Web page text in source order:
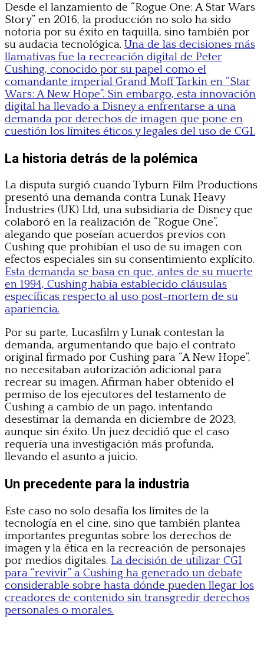
Desde el lanzamiento de “Rogue One: A Star Wars
Story” en 2016, la producción no solo ha sido
notoria por su éxito en taquilla, sino también por
su audacia tecnológica. Una de las decisiones más
llamativas fue la recreación digital de Peter
Cushing, conocido por su papel como el
comandante imperial Grand Moff Tarkin en “Star
Wars: A New Hope”. Sin embargo, esta innovación
digital ha llevado a Disney a enfrentarse a una
demanda por derechos de imagen que pone en
cuestión los límites éticos y legales del uso de CGI.
La historia detrás de la polémica
La disputa surgió cuando Tyburn Film Productions
presentó una demanda contra Lunak Heavy
Industries (UK) Ltd, una subsidiaria de Disney que
colaboró en la realización de “Rogue One”,
alegando que poseían acuerdos previos con
Cushing que prohibían el uso de su imagen con
efectos especiales sin su consentimiento explícito.
Esta demanda se basa en que, antes de su muerte
en 1994, Cushing había establecido cláusulas
específicas respecto al uso post-mortem de su
apariencia.
Por su parte, Lucasfilm y Lunak contestan la
demanda, argumentando que bajo el contrato
original firmado por Cushing para “A New Hope”,
no necesitaban autorización adicional para
recrear su imagen. Afirman haber obtenido el
permiso de los ejecutores del testamento de
Cushing a cambio de un pago, intentando
desestimar la demanda en diciembre de 2023,
aunque sin éxito. Un juez decidió que el caso
requería una investigación más profunda,
llevando el asunto a juicio.
Un precedente para la industria
Este caso no solo desafía los límites de la
tecnología en el cine, sino que también plantea
importantes preguntas sobre los derechos de
imagen y la ética en la recreación de personajes
por medios digitales. La decisión de utilizar CGI
para “revivir” a Cushing ha generado un debate
considerable sobre hasta dónde pueden llegar los
creadores de contenido sin transgredir derechos
personales o morales.